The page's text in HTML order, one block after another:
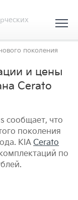
поколения
и цены
Cerato
сообщает, что
поколения
KIACerato
по